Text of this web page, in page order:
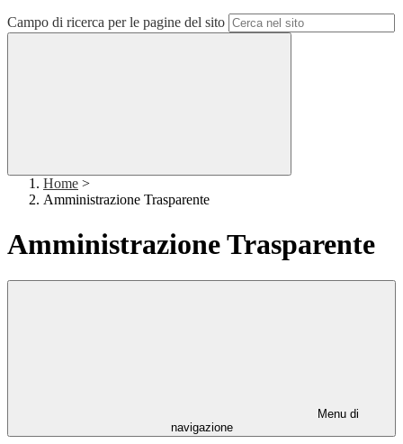
Campo di ricerca per le pagine del sito
Home >
Amministrazione Trasparente
Amministrazione Trasparente
Menu di
navigazione